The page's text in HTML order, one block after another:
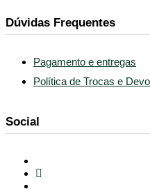
Dúvidas Frequentes
Pagamento e entregas
Política de Trocas e
Social